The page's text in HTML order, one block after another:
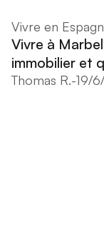
Vivre en
Vivre à
immobilier et
Thomas R.-19/